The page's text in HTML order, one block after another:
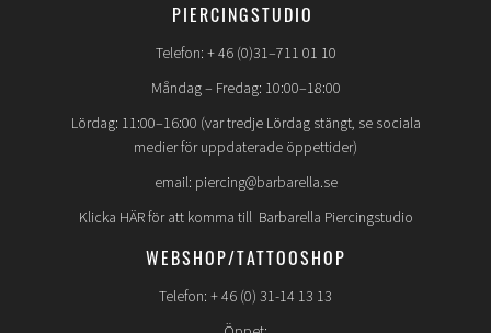
PIERCINGSTUDIO
Telefon: + 46 (0)31–711 01 10
Måndag – Fredag: 10:00–18:00
Lördag: 11:00–16:00 (var tredje Lördag stängt, se sociala
medier för uppdaterade öppettider)
email: piercing@barbarella.se
Klicka HÄR för att komma till Barbarella Piercingstudio
WEBSHOP/TATTOOSHOP
Telefon: + 46 (0) 31-14 13 13